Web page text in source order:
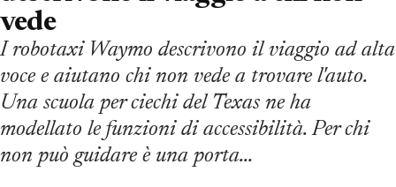
vede
I robotaxi Waymo descrivono il viaggio ad alta
voce e aiutano chi non vede a trovare l'auto.
Una scuola per ciechi del Texas ne ha
modellato le funzioni di accessibilità. Per chi
non può guidare è una porta…